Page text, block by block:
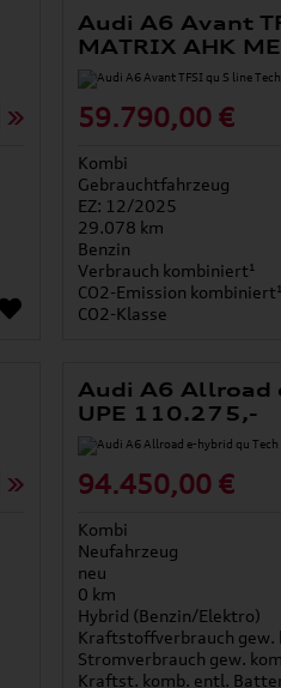
Audi A6 Avant
MATRIX AHK
59.790,00 €
Kombi
Gebrauchtfahrzeug
EZ: 12/2025
29.078 km
Benzin
Verbrauch kombiniert¹
CO2-Emission kombiniert¹
CO2-Klasse
Audi A6 Allroad
UPE 110.275,-
94.450,00 €
Kombi
Neufahrzeug
neu
0 km
Hybrid (Benzin/Elektro)
Kraftst. komb. entl.